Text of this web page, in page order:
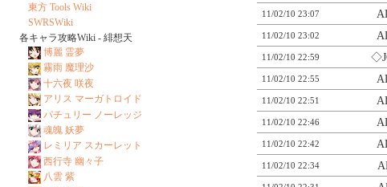
11/02/10 23:07
11/02/10 23:02
11/02/10 22:59
11/02/10 22:55
11/02/10 22:51
11/02/10 22:46
11/02/10 22:42
11/02/10 22:34
東方 Tools Wiki
SWRSWiki
各キャラ攻略Wiki - 緋想天
博麗 霊夢
霧雨 魔理沙
十六夜 咲夜
アリス マーガトロイド
パチュリー ノーレッジ
魂魄 妖夢
レミリア スカーレット
西行寺 幽々子
八雲 紫